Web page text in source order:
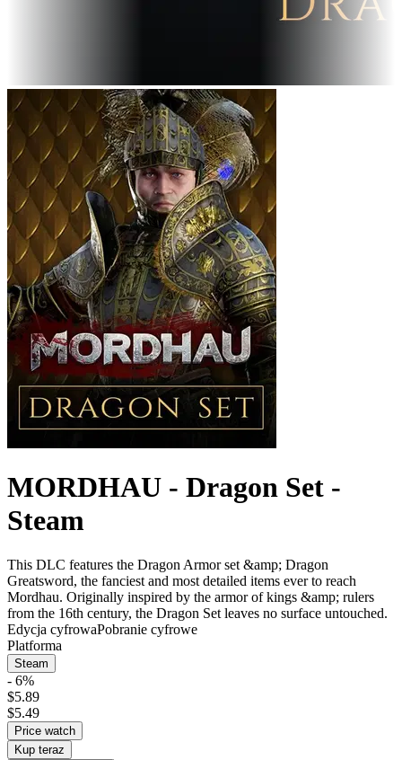
MORDHAU - Dragon Set -
Steam
This DLC features the Dragon Armor set &amp; Dragon
Greatsword, the fanciest and most detailed items ever to reach
Mordhau. Originally inspired by the armor of kings &amp; rulers
from the 16th century, the Dragon Set leaves no surface untouched.
Edycja cyfrowaPobranie cyfrowe
Platforma
Steam
- 6%
$5.89
$5.49
Price watch
Kup teraz